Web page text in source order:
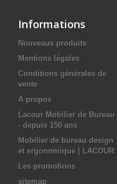
Informations
Nouveaux produits
Mentions légales
Conditions générales de
vente
A propos
Lacour Mobilier de Bureau
- depuis 150 ans
Mobilier de bureau design
et ergonomique | LACOUR
Les promotions
sitemap